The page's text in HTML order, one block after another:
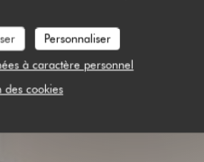
Personnaliser
à caractère personnel
des cookies